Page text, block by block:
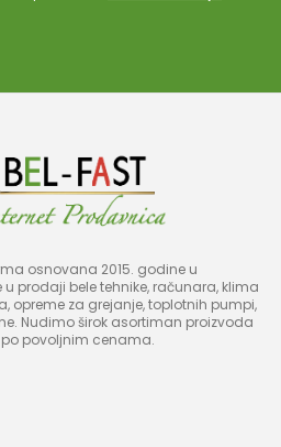
osnovana 2015. godine u
prodaji bele tehnike, računara, klima
opreme za grejanje, toplotnih pumpi,
Nudimo širok asortiman proizvoda
povoljnim cenama.